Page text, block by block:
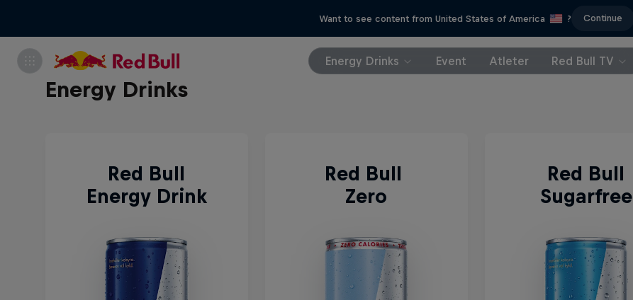
Want to see content from United States of America ? Continue
Energy Drinks Event Atleter Red Bull TV
Energy Drinks
Red Bull
Energy Drink
Red Bull
Zero
Red Bull
Sugarfree